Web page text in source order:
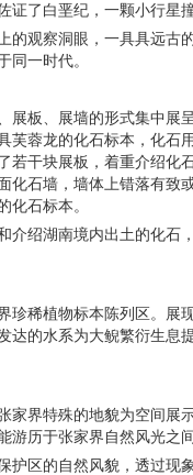
证了白垩纪，一颗小行星
的观察洞眼，一具具远古
同一时代。
展板、展墙的形式集中展
芙蓉龙的化石标本，化石
若干块展板，着重介绍化
化石墙，墙体上错落有致
化石标本。
介绍湖南境内出土的化石
珍稀植物标本陈列区。展
达的水系为大鲵繁衍生息
家界特殊的地貌为空间展
游历于张家界自然风光之
护区的自然风貌，透过现